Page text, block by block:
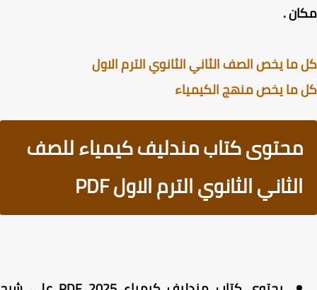
.
يخص الصف الثاني الثانوي الترم الاول
يخص منهج الكيمياء
محتوى كتاب مندليف كيمياء للصف
الثاني الثانوي الترم الاول PDF